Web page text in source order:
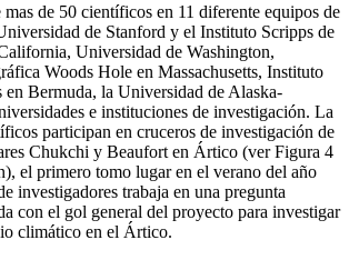
de 50 científicos en 11 diferente equipos de
de Stanford y el Instituto Scripps de
Universidad de Washington,
Woods Hole en Massachusetts, Instituto
en Bermuda, la Universidad de Alaska-
e instituciones de investigación. La
participan en cruceros de investigación de
Chukchi y Beaufort en Ártico (ver Figura 4
el primero tomo lugar en el verano del año
investigadores trabaja en una pregunta
con el gol general del proyecto para investigar
climático en el Ártico.